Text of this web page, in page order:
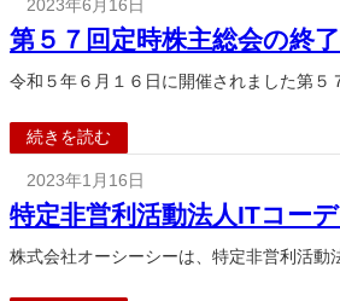
2023年6月16日
第５７回定時株主総会の終
令和５年６月１６日に開催されました第
続きを読む
2023年1月16日
特定非営利活動法人ITコー
株式会社オーシーシーは、特定非営利活